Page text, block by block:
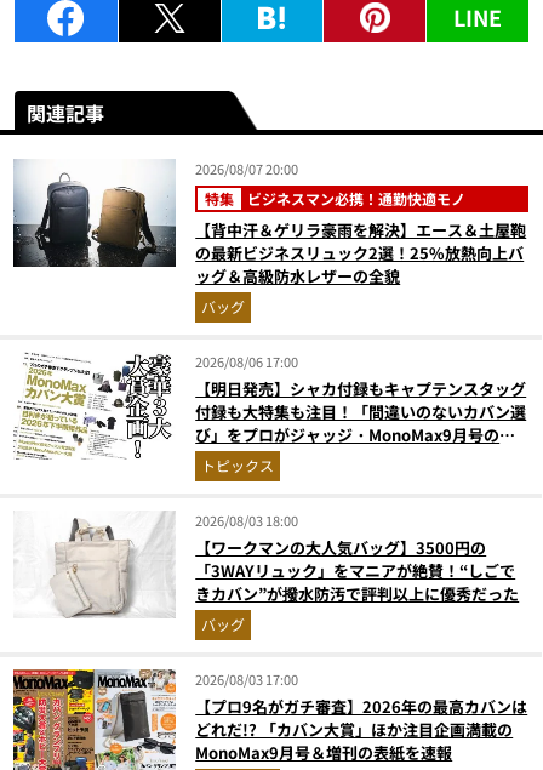
LINE
関連記事
2026/08/07 20:00
特集 ビジネスマン必携！通勤快適モノ
【背中汗＆ゲリラ豪雨を解決】エース＆土屋鞄
の最新ビジネスリュック2選！25%放熱向上バ
ッグ＆高級防水レザーの全貌
バッグ
2026/08/06 17:00
【明日発売】シャカ付録もキャプテンスタッグ
付録も大特集も注目！「間違いのないカバン選
び」をプロがジャッジ・MonoMax9月号の目
次を公開
トピックス
2026/08/03 18:00
【ワークマンの大人気バッグ】3500円の
「3WAYリュック」をマニアが絶賛！“しごで
きカバン”が撥水防汚で評判以上に優秀だった
バッグ
2026/08/03 17:00
【プロ9名がガチ審査】2026年の最高カバンは
どれだ!? 「カバン大賞」ほか注目企画満載の
MonoMax9月号＆増刊の表紙を速報